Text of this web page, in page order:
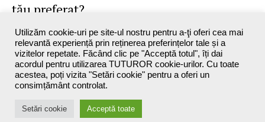
tău preferat?
Maxine`s Blog - 2026 ©
Utilizăm cookie-uri pe site-ul nostru pentru a-ţi oferi cea mai
relevantă experiență prin reținerea preferințelor tale și a
vizitelor repetate. Făcând clic pe "Acceptă totul", îți dai
acordul pentru utilizarea TUTUROR cookie-urilor. Cu toate
acestea, poți vizita "Setări cookie" pentru a oferi un
consimțământ controlat.
Setări cookie Acceptă toate